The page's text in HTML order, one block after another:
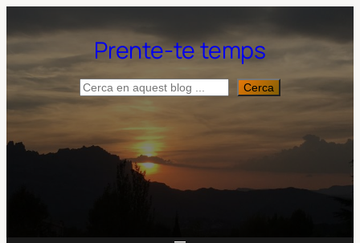
Prente-te temps
Cerca Cerca